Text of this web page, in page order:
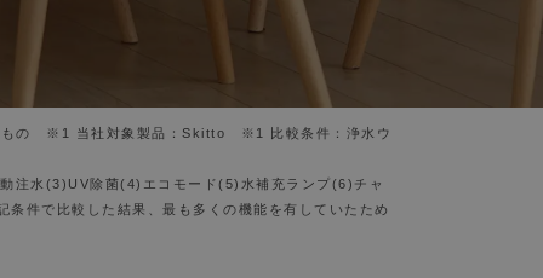
もの ※1 当社対象製品：Skitto ※1 比較条件：浄水ウ
注水(3)UV除菌(4)エコモード(5)水補充ランプ(6)チャ
で比較した結果、最も多くの機能を有していたため